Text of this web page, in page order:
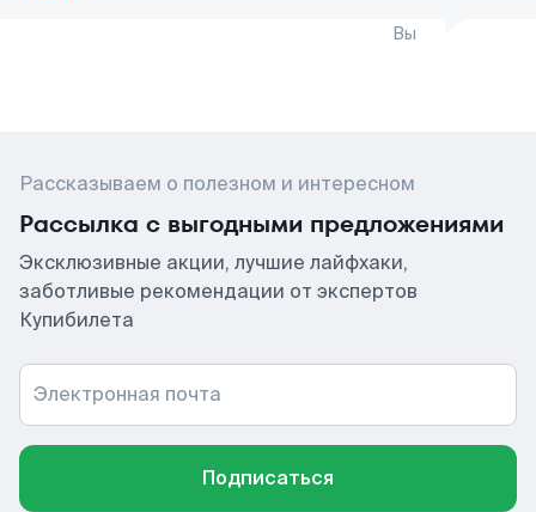
Вы
Рассказываем о полезном и интересном
Рассылка с выгодными предложениями
Эксклюзивные акции, лучшие лайфхаки,
заботливые рекомендации от экспертов
Купибилета
Электронная почта
Подписаться